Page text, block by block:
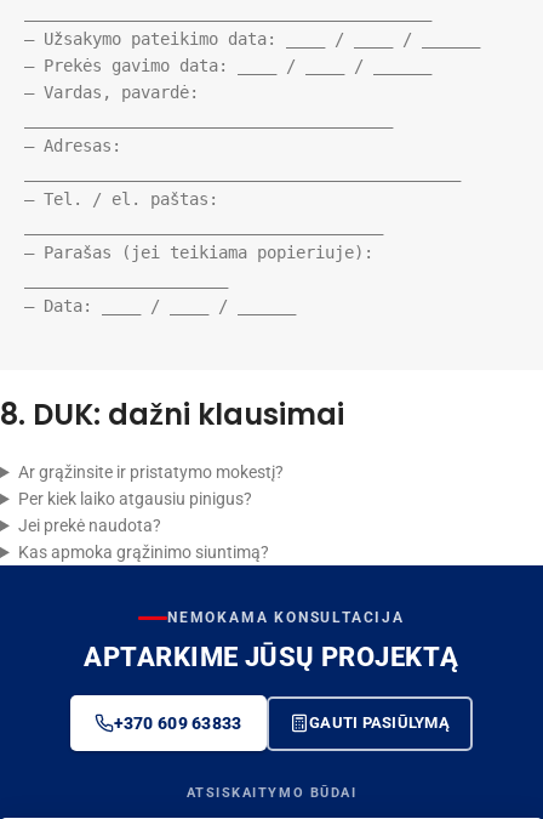
– Užsakymo pateikimo data: ____ / ____ / ______
– Prekės gavimo data: ____ / ____ / ______
– Vardas, pavardė:
– Adresas:
– Tel. / el. paštas:
– Parašas (jei teikiama popieriuje):
– Data: ____ / ____ / ______
8. DUK: dažni klausimai
Ar grąžinsite ir pristatymo mokestį?
Per kiek laiko atgausiu pinigus?
Jei prekė naudota?
Kas apmoka grąžinimo siuntimą?
NEMOKAMA KONSULTACIJA
APTARKIME JŪSŲ PROJEKTĄ
+370 609 63833 GAUTI PASIŪLYMĄ
ATSISKAITYMO BŪDAI